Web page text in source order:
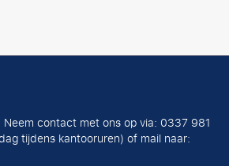
Neem contact met ons op via: 0337 981
tijdens kantooruren) of mail naar: